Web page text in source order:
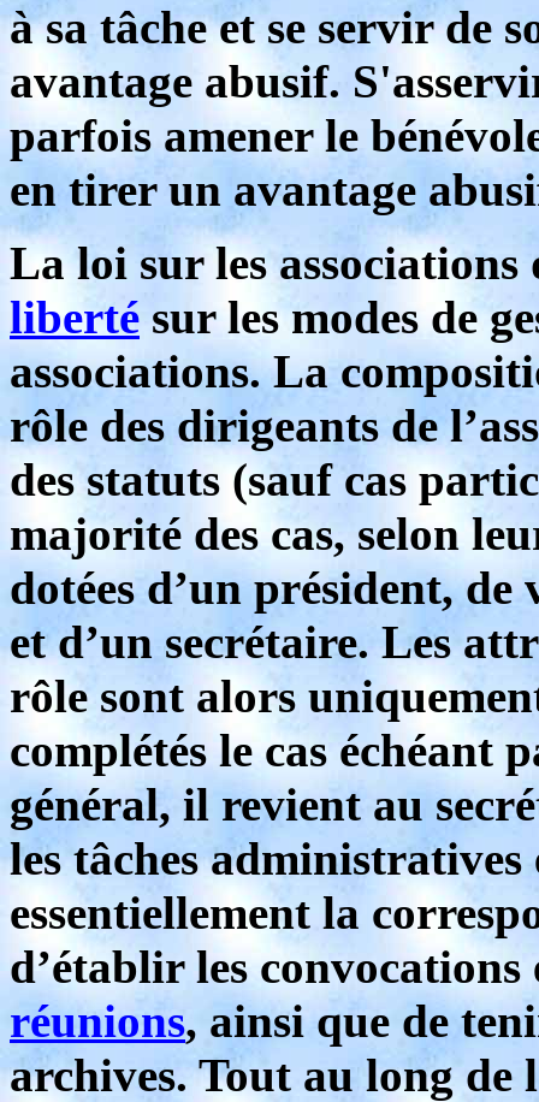
à sa tâche et se servir de
avantage abusif.
parfois amener le
en tirer un avantage
La loi sur les associations
liberté sur les modes de
associations. La
rôle des dirigeants de
des statuts (sauf cas
majorité des cas, selon
dotées d’un président,
et d’un secrétaire. Les
rôle sont alors
complétés le cas échéant
général, il revient au
les tâches
essentiellement la
d’établir les convocations
réunions, ainsi que de
archives. Tout au long de